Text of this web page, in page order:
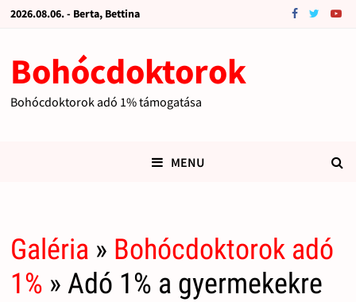
2026.08.06. - Berta, Bettina
Bohócdoktorok
Bohócdoktorok adó 1% támogatása
MENU
Galéria » Bohócdoktorok adó
1% » Adó 1% a gyermekekre